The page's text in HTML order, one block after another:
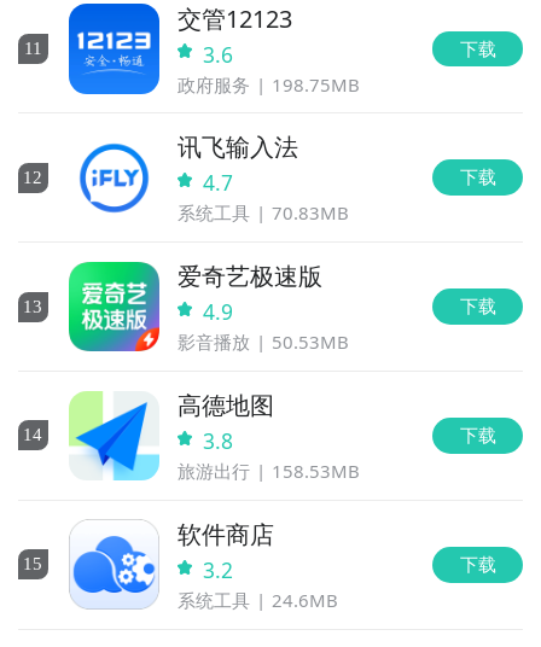
11
交管12123
3.6
政府服务 198.75MB
下载
12
讯飞输入法
4.7
系统工具 70.83MB
下载
13
爱奇艺极速版
4.9
影音播放 50.53MB
下载
14
高德地图
3.8
旅游出行 158.53MB
下载
15
软件商店
3.2
系统工具 24.6MB
下载